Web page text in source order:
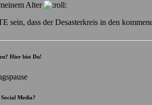
Alter
sein, dass der Desasterkreis in den
Hier bist Du!
Media?